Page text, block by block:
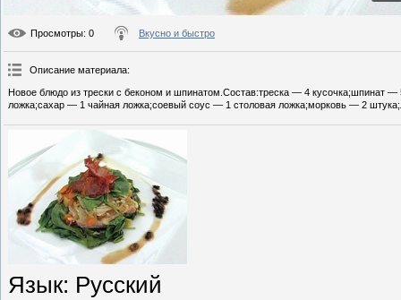
Просмотры: 0 Вкусно и быстро
Описание материала:
Новое блюдо из трески с беконом и шпинатом.Состав:треска — 4 кусочка;шпинат
ложка;сахар — 1 чайная ложка;соевый соус — 1 столовая ложка;морковь — 2
Язык: Русский